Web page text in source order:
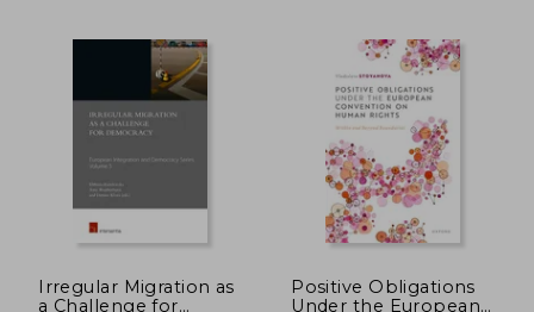
55% 45%
dcto.
Irregular Migration as
a Challenge for
Positive Obligations
Under the European